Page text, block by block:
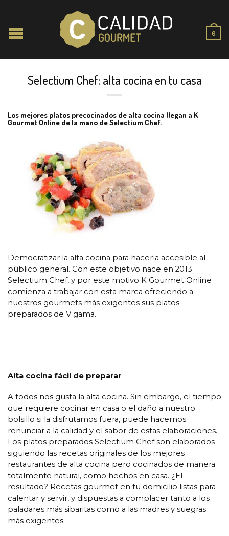
0
Selectium Chef: alta cocina en tu casa
Los mejores platos precocinados de alta cocina llegan a K
Gourmet Online de la mano de Selectium Chef.
Democratizar la alta cocina para hacerla accesible al
público general. Con este objetivo nace en 2013
Selectium Chef, y por este motivo K Gourmet Online
comienza a trabajar con esta marca ofreciendo a
nuestros gourmets más exigentes sus platos
preparados de V gama.
Alta cocina fácil de preparar
A todos nos gusta la alta cocina. Sin embargo, el tiempo
que requiere cocinar en casa o el daño a nuestro
bolsillo si la disfrutamos fuera, puede hacernos
renunciar a la calidad y el sabor de estas elaboraciones.
Los platos preparados Selectium Chef son elaborados
siguiendo las recetas originales de los mejores
restaurantes de alta cocina pero cocinados de manera
totalmente natural, como hechos en casa. ¿El
resultado? Recetas gourmet en tu domicilio listas para
calentar y servir, y dispuestas a complacer tanto a los
paladares más sibaritas como a las madres y suegras
más exigentes.